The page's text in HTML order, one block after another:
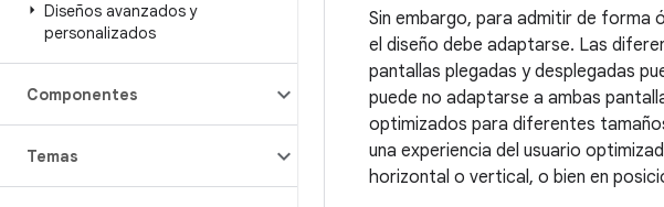
Diseños avanzados y
personalizados
Componentes
Temas
Sin embargo, para admitir de forma
el diseño debe adaptarse. Las
pantallas plegadas y desplegadas
puede no adaptarse a ambas
optimizados para diferentes
una experiencia del usuario
horizontal o vertical, o bien en